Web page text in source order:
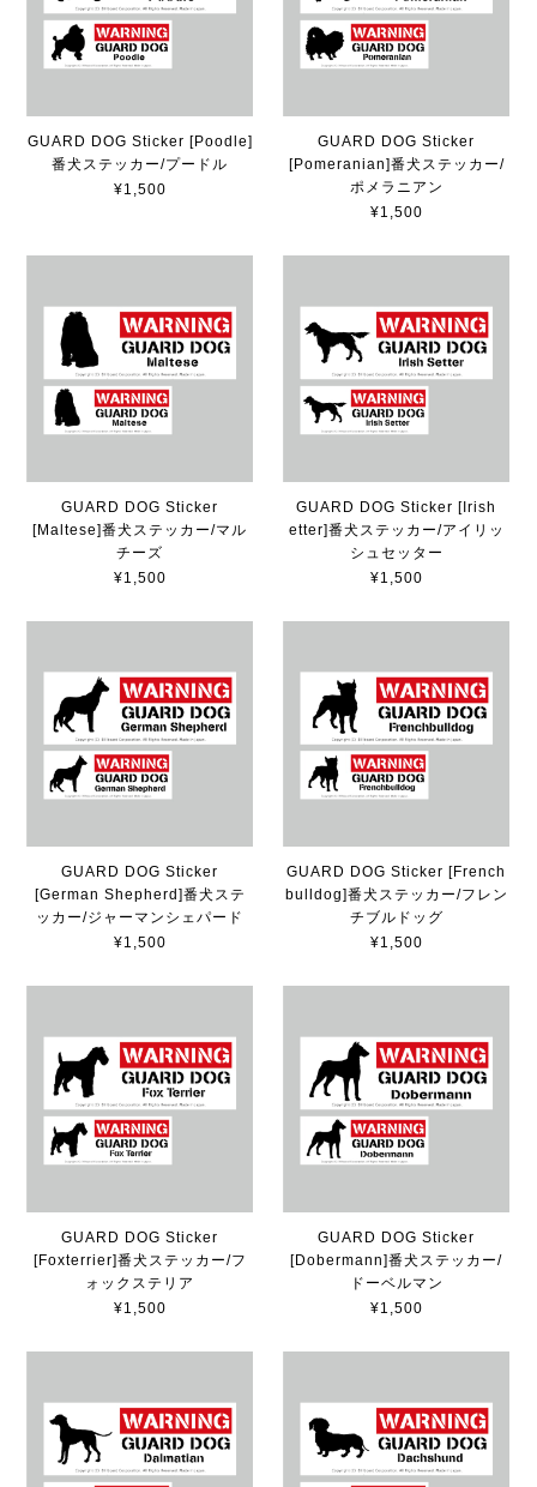
GUARD DOG Sticker [Poodle]
番犬ステッカー/プードル
¥1,500
GUARD DOG Sticker
[Pomeranian]番犬ステッカー/
ポメラニアン
¥1,500
GUARD DOG Sticker
[Maltese]番犬ステッカー/マル
チーズ
¥1,500
GUARD DOG Sticker [Irish
etter]番犬ステッカー/アイリッ
シュセッター
¥1,500
GUARD DOG Sticker
[German Shepherd]番犬ステ
ッカー/ジャーマンシェパード
¥1,500
GUARD DOG Sticker [French
bulldog]番犬ステッカー/フレン
チブルドッグ
¥1,500
GUARD DOG Sticker
[Foxterrier]番犬ステッカー/フ
ォックステリア
¥1,500
GUARD DOG Sticker
[Dobermann]番犬ステッカー/
ドーベルマン
¥1,500